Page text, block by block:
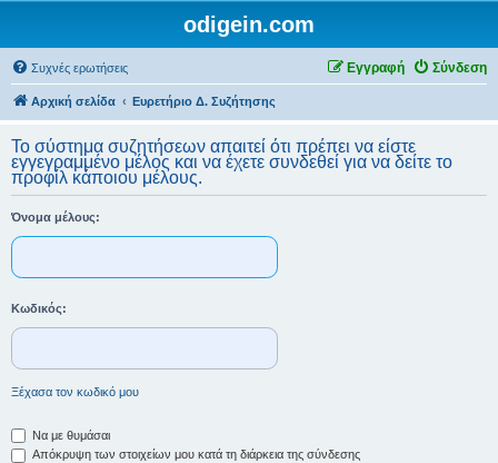
odigein.com
Συχνές ερωτήσεις Σύνδεση
Εγγραφή
Αρχική σελίδα Ευρετήριο Δ. Συζήτησης
Το σύστημα συζητήσεων απαιτεί ότι πρέπει να είστε
εγγεγραμμένο μέλος και να έχετε συνδεθεί για να δείτε το
προφίλ κάποιου μέλους.
Όνομα μέλους:
Κωδικός:
Ξέχασα τον κωδικό μου
Να με θυμάσαι
Απόκρυψη των στοιχείων μου κατά τη διάρκεια της σύνδεσης